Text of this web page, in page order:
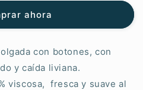
ahora
con botones, con
y caída liviana.
viscosa, fresca y suave al